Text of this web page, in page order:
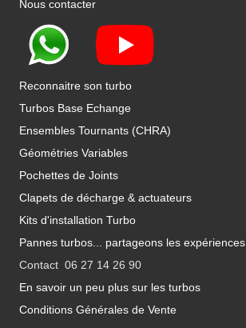
Nous contacter
Reconnaitre son turbo
Turbos Base Echange
Ensembles Tournants (CHRA)
Géométries Variables
Pochettes de Joints
Clapets de décharge & actuateurs
Kits d'installation Turbo
Pannes turbos... partageons les expériences
Contact 06 27 14 26 90
En savoir un peu plus sur les turbos
Conditions Générales de Vente